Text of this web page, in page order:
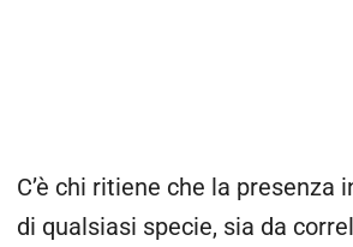
C’è chi ritiene che la presenza
di qualsiasi specie, sia da